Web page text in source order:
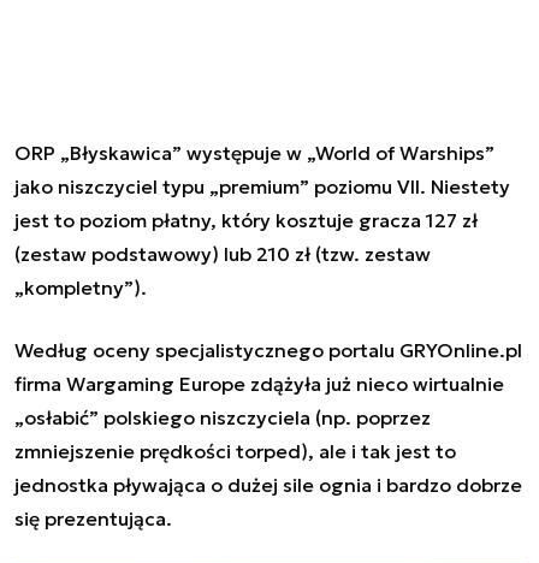
ORP „Błyskawica” występuje w „World of Warships”
jako niszczyciel typu „premium” poziomu VII. Niestety
jest to poziom płatny, który kosztuje gracza 127 zł
(zestaw podstawowy) lub 210 zł (tzw. zestaw
„kompletny”).
Według oceny specjalistycznego portalu GRYOnline.pl
firma Wargaming Europe zdążyła już nieco wirtualnie
„osłabić” polskiego niszczyciela (np. poprzez
zmniejszenie prędkości torped), ale i tak jest to
jednostka pływająca o dużej sile ognia i bardzo dobrze
się prezentująca.